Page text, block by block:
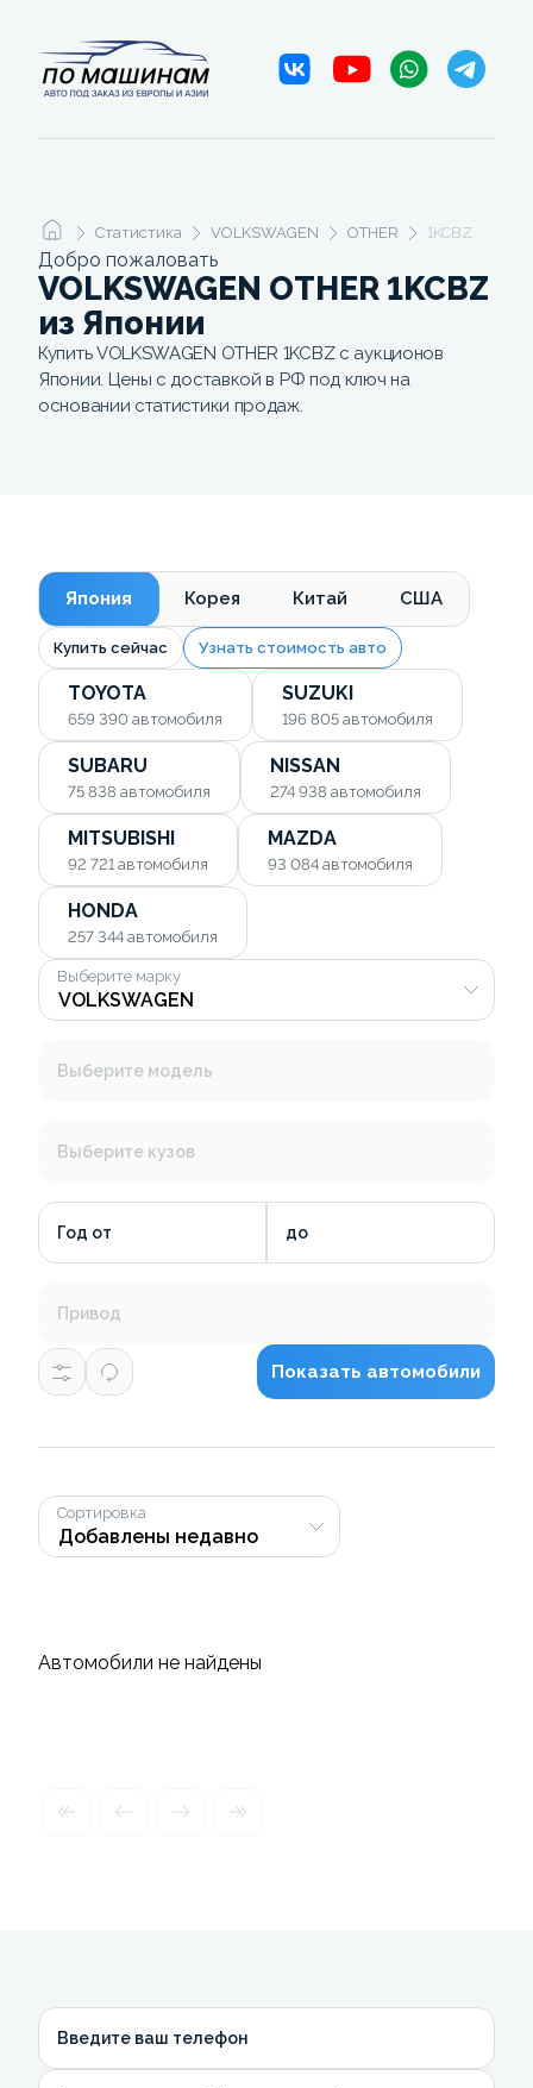
Статистика VOLKSWAGEN OTHER 1KCBZ
Добро пожаловать
VOLKSWAGEN OTHER 1KCBZ
из Японии
Купить VOLKSWAGEN OTHER 1KCBZ с аукционов
Японии. Цены с доставкой в РФ под ключ на
основании статистики продаж.
Япония Корея Китай США
Купить сейчас Узнать стоимость авто
TOYOTA
659 390 автомобиля
SUZUKI
196 805 автомобиля
SUBARU
75 838 автомобиля
NISSAN
274 938 автомобиля
MITSUBISHI
92 721 автомобиля
MAZDA
93 084 автомобиля
HONDA
257 344 автомобиля
Выберите марку
Выберите модель
Выберите кузов
Год от до
Привод
Показать автомобили
Сортировка
Автомобили не найдены
Введите ваш телефон